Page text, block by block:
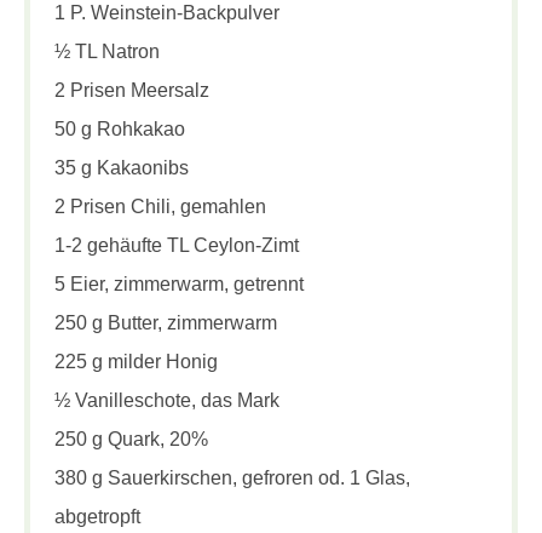
1 P. Weinstein-Backpulver
½ TL Natron
2 Prisen Meersalz
50 g Rohkakao
35 g Kakaonibs
2 Prisen Chili, gemahlen
1-2 gehäufte TL Ceylon-Zimt
5 Eier, zimmerwarm, getrennt
250 g Butter, zimmerwarm
225 g milder Honig
½ Vanilleschote, das Mark
250 g Quark, 20%
380 g Sauerkirschen, gefroren od. 1 Glas,
abgetropft